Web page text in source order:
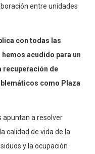
entre unidades
con todas las
acudido para un
recuperación de
como Plaza
apuntan a resolver
calidad de vida de la
y la ocupación